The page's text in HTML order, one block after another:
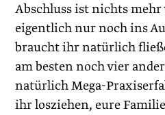
Abschluss ist nichts
eigentlich nur noch ins
braucht ihr natürlich
am besten noch vier
natürlich Mega-
ihr losziehen, eure